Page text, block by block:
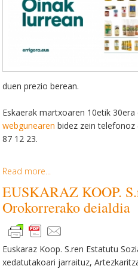
duen prezio berean.
Eskaerak martxoaren 10etik 30era
webgunearen bidez zein telefonoz
87 12 23.
Read more...
EUSKARAZ KOOP.
Orokorrerako deialdia
Euskaraz Koop. S.ren Estatutu
xedatutakoari jarraituz,